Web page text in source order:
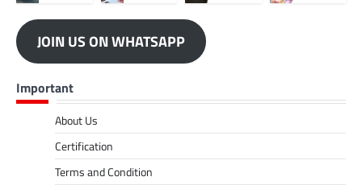
JOIN US ON WHATSAPP
Important
About Us
Certification
Terms and Condition